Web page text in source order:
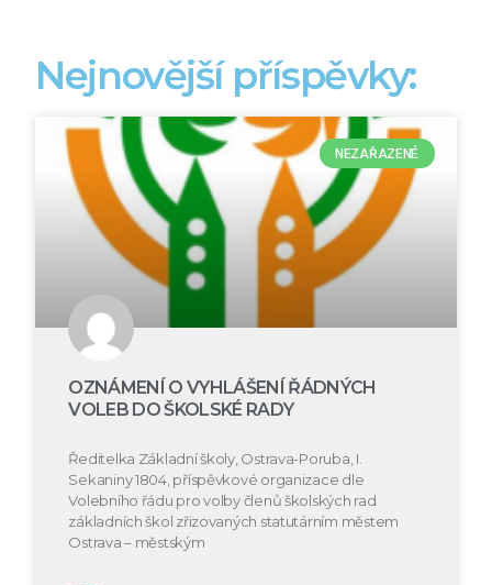
Nejnovější příspěvky:
NEZAŘAZENÉ
OZNÁMENÍ O VYHLÁŠENÍ ŘÁDNÝCH
VOLEB DO ŠKOLSKÉ RADY
Ředitelka Základní školy, Ostrava-Poruba, I.
Sekaniny 1804, příspěvkové organizace dle
Volebního řádu pro volby členů školských rad
základních škol zřizovaných statutárním městem
Ostrava – městským